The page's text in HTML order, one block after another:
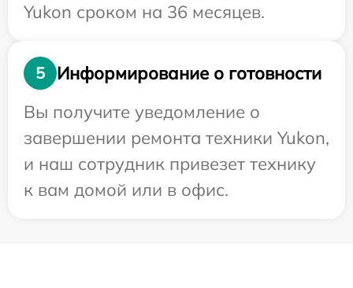
Yukon сроком на 36 месяцев.
5
Информирование о готовности
Вы получите уведомление о
завершении ремонта техники Yukon,
и наш сотрудник привезет технику
к вам домой или в офис.